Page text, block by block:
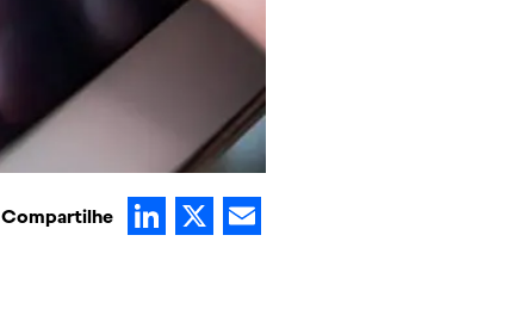
Compartilhe LinkedIn
X